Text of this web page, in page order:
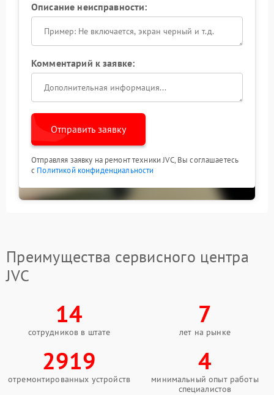
Описание неисправности:
Комментарий к заявке:
Отправить заявку
Отправляя заявку на ремонт техники JVC, Вы соглашаетесь
с Политикой конфиденциальности
Преимущества сервисного центра
JVC
14
сотрудников в штате
7
лет на рынке
2919
отремонтированных устройств
4
минимальный опыт работы
специалистов